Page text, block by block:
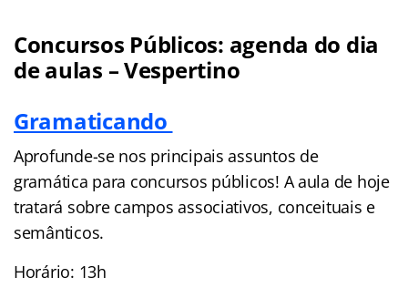
Concursos Públicos: agenda do dia
de aulas – Vespertino
Gramaticando
Aprofunde-se nos principais assuntos de
gramática para concursos públicos! A aula de hoje
tratará sobre campos associativos, conceituais e
semânticos.
Horário: 13h